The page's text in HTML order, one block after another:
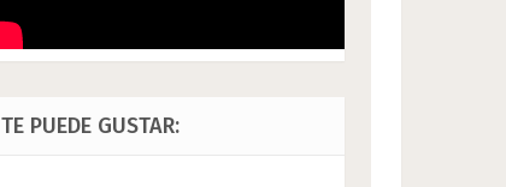
TE PUEDE GUSTAR: